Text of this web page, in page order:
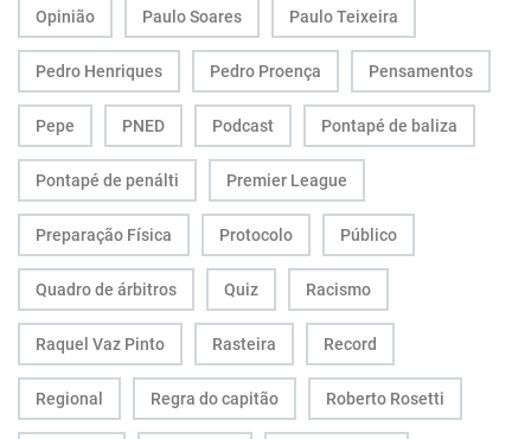
Opinião Paulo Soares Paulo Teixeira
Pedro Henriques Pedro Proença Pensamentos
Pepe PNED Podcast Pontapé de baliza
Pontapé de penálti Premier League
Preparação Física Protocolo Público
Quadro de árbitros Quiz Racismo
Raquel Vaz Pinto Rasteira Record
Regional Regra do capitão Roberto Rosetti